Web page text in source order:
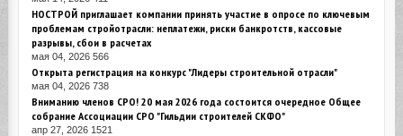
НОСТРОЙ приглашает компании принять участие в опросе по ключевым
проблемам стройотрасли: неплатежи, риски банкротств, кассовые
разрывы, сбои в расчетах
мая 04, 2026 566
Открыта регистрация на конкурс "Лидеры строительной отрасли"
мая 04, 2026 738
Вниманию членов СРО! 20 мая 2026 года состоится очередное Общее
собрание Ассоциации СРО "Гильдии строителей СКФО"
апр 27, 2026 1521